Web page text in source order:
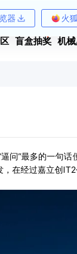
器 火
盲盒抽奖 机
问”最多的一句话
在经过嘉立创